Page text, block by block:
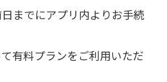
までにアプリ内よりお手続
有料プランをご利用いただ